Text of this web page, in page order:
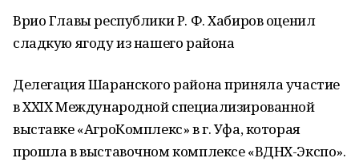
Врио Главы республики Р. Ф. Хабиров оценил
сладкую ягоду из нашего района
Делегация Шаранского района приняла участие
в XXIX Международной специализированной
выставке «АгроКомплекс» в г. Уфа, которая
прошла в выставочном комплексе «ВДНХ-Экспо».